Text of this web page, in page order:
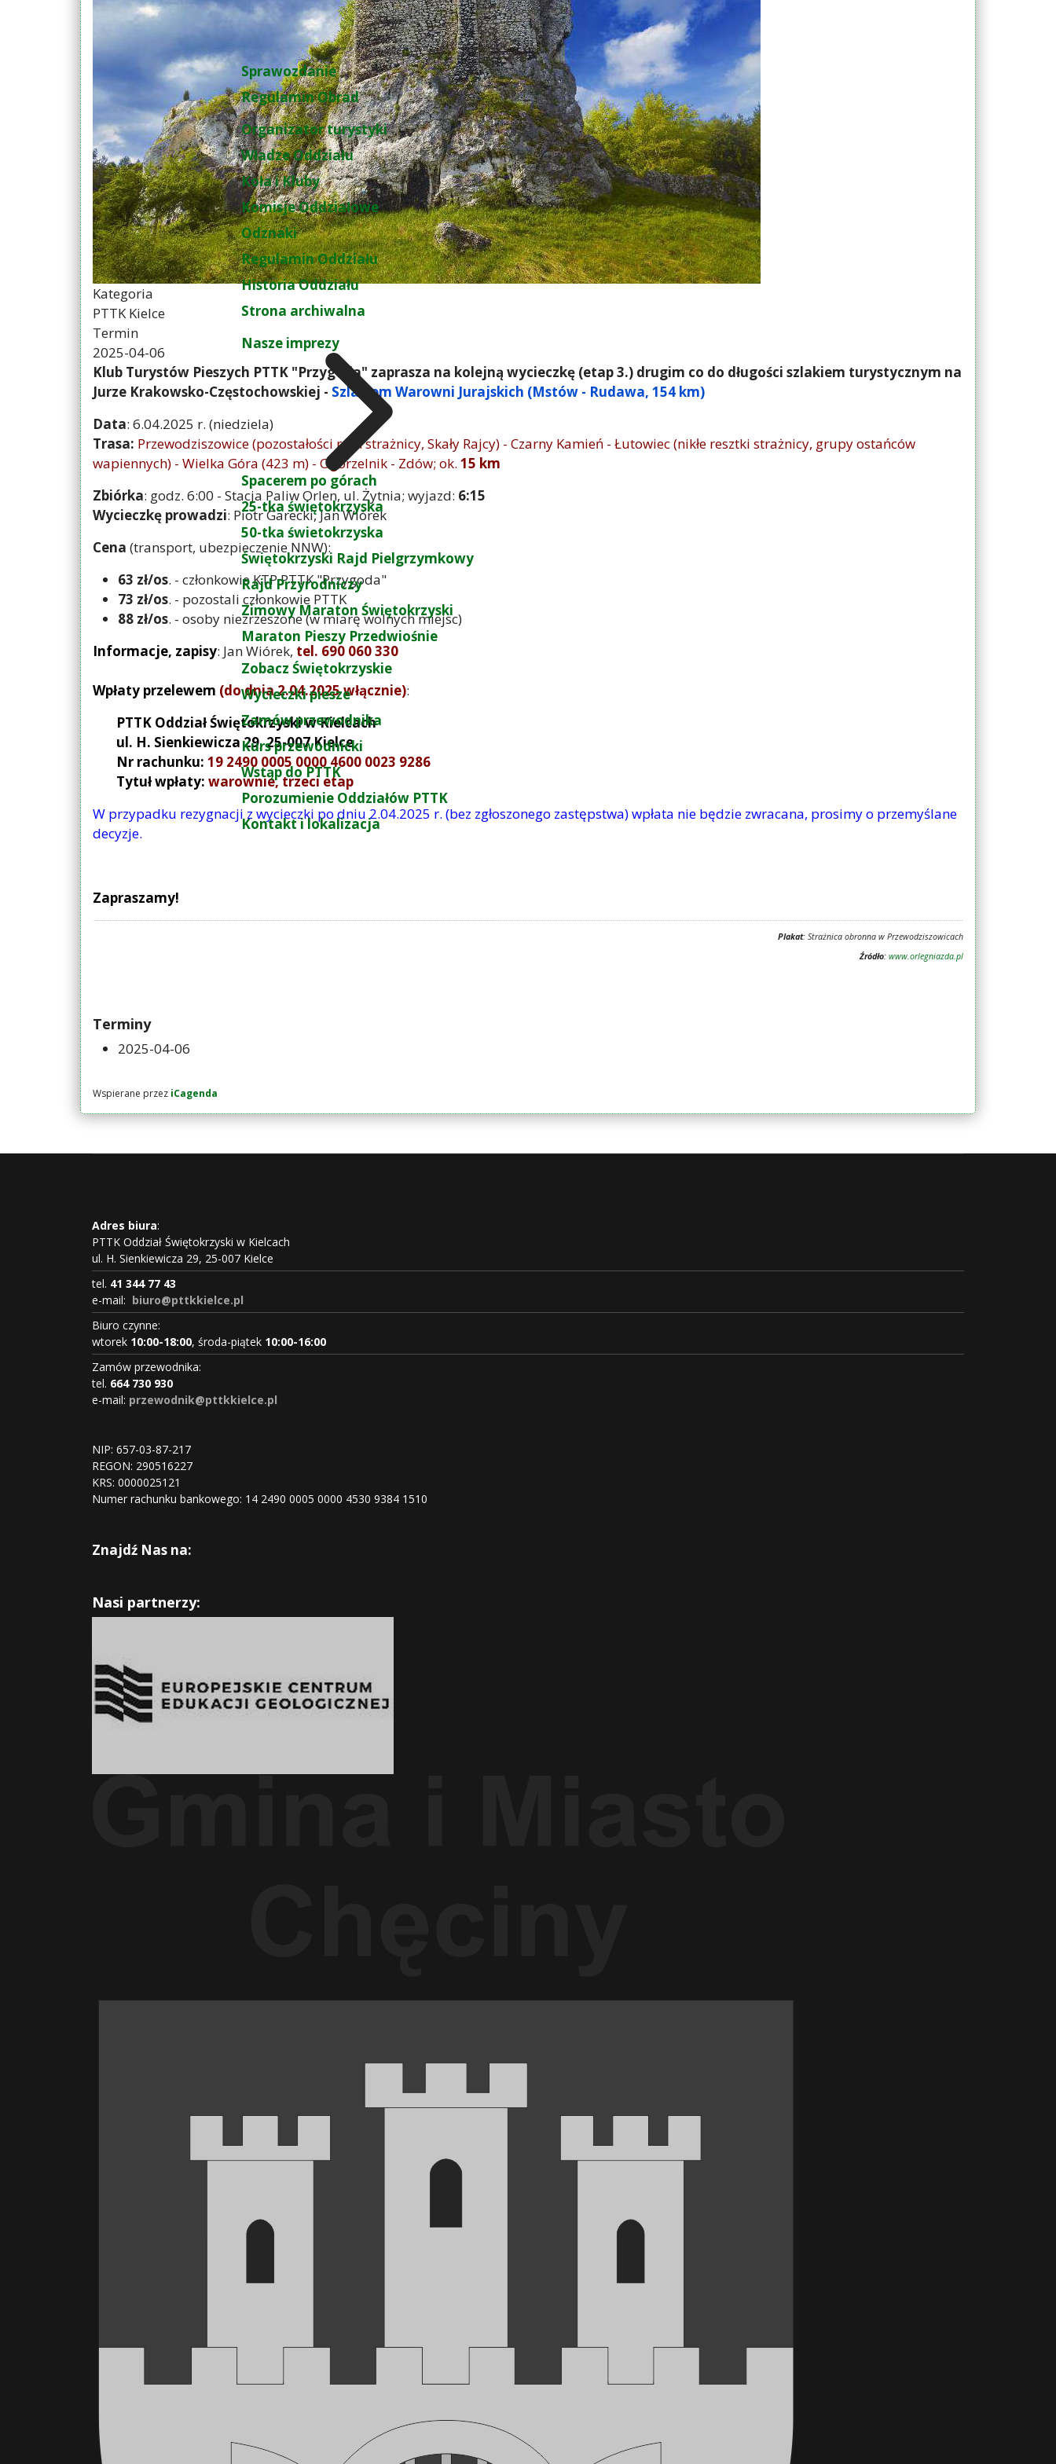
Sprawozdanie
Regulamin Obrad
Organizator turystyki
Władze Oddziału
Koła i Kluby
Komisje Oddziałowe
Odznaki
Regulamin Oddziału
Historia Oddziału
Strona archiwalna
Nasze imprezy
Spacerem po górach
25-tka świętokrzyska
50-tka świetokrzyska
Świętokrzyski Rajd Pielgrzymkowy
Rajd Przyrodniczy
Zimowy Maraton Świętokrzyski
Maraton Pieszy Przedwiośnie
Zobacz Świętokrzyskie
Wycieczki piesze
Zamów przewodnika
Kurs przewodnicki
Wstąp do PTTK
Porozumienie Oddziałów PTTK
Kontakt i lokalizacja
Kategoria
PTTK Kielce
Termin
2025-04-06
Klub Turystów Pieszych PTTK "Przygoda" zaprasza na kolejną wycieczkę (etap 3.) drugim co do długości szlakiem turystycznym na
Jurze Krakowsko-Częstochowskiej - Szlakiem Warowni Jurajskich (Mstów - Rudawa, 154 km)
Data: 6.04.2025 r. (niedziela)
Trasa: Przewodziszowice (pozostałości ruin strażnicy, Skały Rajcy) - Czarny Kamień - Łutowiec (nikłe resztki strażnicy, grupy ostańców
wapiennych) - Wielka Góra (423 m) - Ogorzelnik - Zdów; ok. 15 km
Zbiórka: godz. 6:00 - Stacja Paliw Orlen, ul. Żytnia; wyjazd: 6:15
Wycieczkę prowadzi: Piotr Garecki, Jan Wiórek
Cena (transport, ubezpieczenie NNW):
63 zł/os. - członkowie KTP PTTK "Przygoda"
73 zł/os. - pozostali członkowie PTTK
88 zł/os. - osoby niezrzeszone (w miarę wolnych miejsc)
Informacje, zapisy: Jan Wiórek, tel. 690 060 330
Wpłaty przelewem (do dnia 2.04.2025 włącznie):
PTTK Oddział Świętokrzyski w Kielcach
ul. H. Sienkiewicza 29, 25-007 Kielce
Nr rachunku: 19 2490 0005 0000 4600 0023 9286
Tytuł wpłaty: warownie, trzeci etap
W przypadku rezygnacji z wycieczki po dniu 2.04.2025 r. (bez zgłoszonego zastępstwa) wpłata nie będzie zwracana, prosimy o przemyślane
decyzje.
Zapraszamy!
Plakat: Strażnica obronna w Przewodziszowicach
Źródło: www.orlegniazda.pl
Terminy
2025-04-06
Wspierane przez iCagenda
Adres biura:
PTTK Oddział Świętokrzyski w Kielcach
ul. H. Sienkiewicza 29, 25-007 Kielce
tel. 41 344 77 43
e-mail: biuro@pttkkielce.pl
Biuro czynne:
wtorek 10:00-18:00, środa-piątek 10:00-16:00
Zamów przewodnika:
tel. 664 730 930
e-mail: przewodnik@pttkkielce.pl
NIP: 657-03-87-217
REGON: 290516227
KRS: 0000025121
Numer rachunku bankowego: 14 2490 0005 0000 4530 9384 1510
Znajdź Nas na:
Nasi partnerzy: